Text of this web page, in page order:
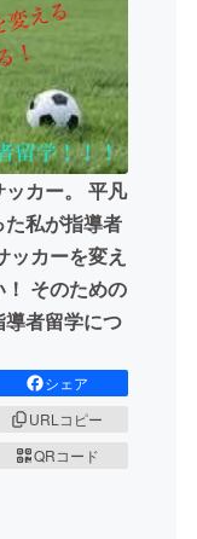
ジー・ガジェット
画
・起業
り・地域活性化
for Social Good
カー。 平凡
私が指導者
ッカーを変え
そのための
者留学につ
シェア
URLコピー
QRコード